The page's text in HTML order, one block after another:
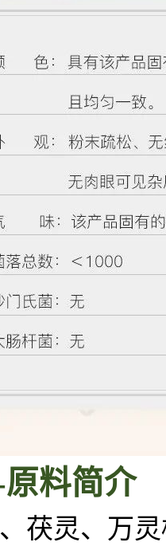
原料简介
茯灵、万